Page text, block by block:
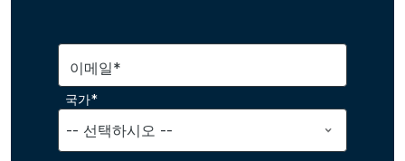
이메일*
국가*